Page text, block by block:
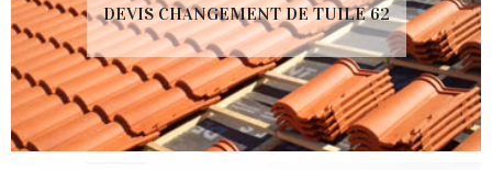
DEVIS CHANGEMENT DE TUILE 62